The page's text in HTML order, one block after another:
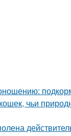
чьи